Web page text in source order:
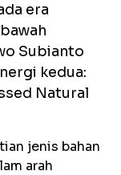
era
Subianto
kedua:
Natural
jenis bahan
arah